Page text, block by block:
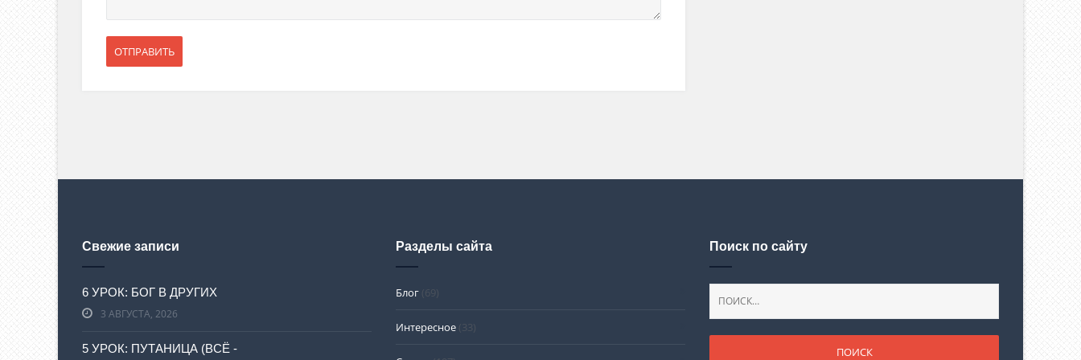
Свежие записи
6 УРОК: БОГ В ДРУГИХ
3 АВГУСТА, 2026
5 УРОК: ПУТАНИЦА (ВСЁ -
Разделы сайта
Блог (69)
Интересное (33)
Поиск по сайту